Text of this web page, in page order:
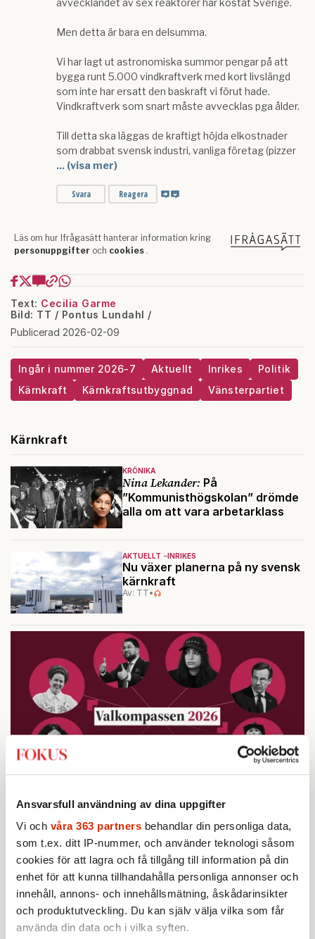
Ansvarsfull användning av dina uppgifter
Vi och våra 363 partners behandlar din personliga data,
som t.ex. ditt IP-nummer, och använder teknologi såsom
cookies för att lagra och få tillgång till information på din
enhet för att kunna tillhandahålla personliga annonser och
innehåll, annons- och innehållsmätning, åskådarinsikter
och produktutveckling. Du kan själv välja vilka som får
använda din data och i vilka syften.
Text: Cecilia Garme
Bild: TT / Pontus Lundahl /
Publicerad 2026-02-09
Ingår i nummer 2026-7 Aktuellt Inrikes
Politik
Kärnkraft
Kärnkraftsutbyggnad Vänsterpartiet
Kärnkraft
KRÖNIKA
Nina Lekander: På
”Kommunisthögskolan” drömde
alla om att vara arbetarklass
AKTUELLT INRIKES
Nu växer planerna på ny svensk
kärnkraft
Av: TT•
Testa vår valkompass 2026!
Testa här!